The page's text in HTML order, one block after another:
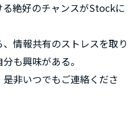
絶好のチャンスがStockに
情報共有のストレスを取り
も興味がある。
非いつでもご連絡くださ